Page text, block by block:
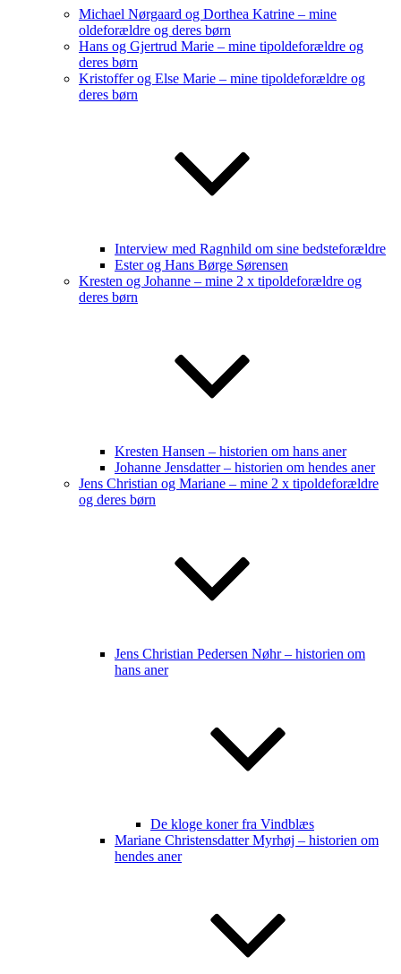
Michael Nørgaard og Dorthea Katrine – mine
oldeforældre og deres børn
Hans og Gjertrud Marie – mine tipoldeforældre og
deres børn
Kristoffer og Else Marie – mine tipoldeforældre og
deres børn
Interview med Ragnhild om sine bedsteforældre
Ester og Hans Børge Sørensen
Kresten og Johanne – mine 2 x tipoldeforældre og
deres børn
Kresten Hansen – historien om hans aner
Johanne Jensdatter – historien om hendes aner
Jens Christian og Mariane – mine 2 x tipoldeforældre
og deres børn
Jens Christian Pedersen Nøhr – historien om
hans aner
De kloge koner fra Vindblæs
Mariane Christensdatter Myrhøj – historien om
hendes aner